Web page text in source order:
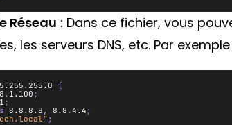
Réseau : Dans ce fichier, vous
les serveurs DNS, etc. Par exemple
. 255.0 {
. 1.100 ;
;
8.8 . 8.8 , 8.8 . 4.4 ;
;